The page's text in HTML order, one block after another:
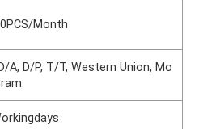
Month
A, D/P, T/T, Western Union, Mo